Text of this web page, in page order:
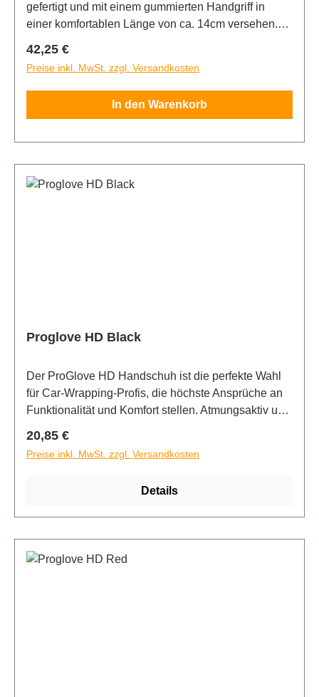
gefertigt und mit einem gummierten Handgriff in
einer komfortablen Länge von ca. 14cm versehen.
Breite von ca. 15,5cm und einer Dicke von ca. 9mm
ist schon vormontiert. Beide Komponenten
zusammen ermöglichen maximalen Druck beim
ausrakeln der Folie auf den Scheiben.
Regulärer Preis:
42,25 €
Preise inkl. MwSt. zzgl. Versandkosten
In den Warenkorb
Proglove HD Black
Der ProGlove HD Handschuh ist die perfekte Wahl
für Car-Wrapping-Profis, die höchste Ansprüche an
Funktionalität und Komfort stellen. Atmungsaktiv und
Nähten. Maschinenwaschbar. Ideal für die
Verarbeitung von PPF-Lackschutzfolien.
Regulärer Preis:
20,85 €
Preise inkl. MwSt. zzgl. Versandkosten
Details